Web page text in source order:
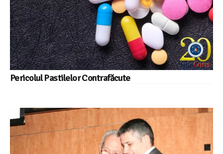
Pericolul Pastilelor Contrafăcute